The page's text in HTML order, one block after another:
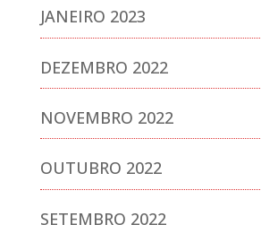
JANEIRO 2023
DEZEMBRO 2022
NOVEMBRO 2022
OUTUBRO 2022
SETEMBRO 2022